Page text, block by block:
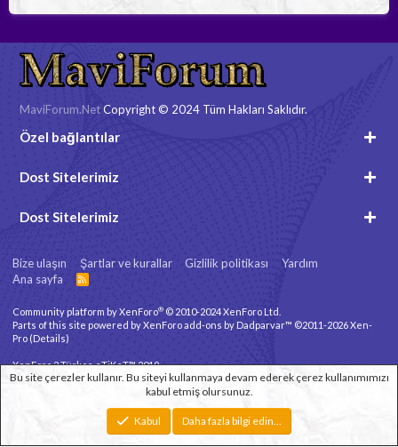
MaviForum.NetCopyright © 2024 Tüm Hakları Saklıdır.
Özel bağlantılar
Dost Sitelerimiz
Dost Sitelerimiz
Bize ulaşın Şartlar ve kurallar Gizlilik politikası
Yardım
Ana sayfa
R
Community platform by XenForo® © 2010-2024 XenForo Ltd.
Parts of this site powered byXenForo add-ons by Dadparvar™ ©2011-2026Xen-
Pro (Details)
XenForo 2 Türkçe eTiKeT™ 2019
© by ©XenTR
Toplam sorgu Toplam zaman
Bu site çerezler kullanır. Bu siteyi kullanmaya devam ederek çerez kullanımımızı
kabul etmiş olursunuz.
Kabul Daha fazla bilgi edin…